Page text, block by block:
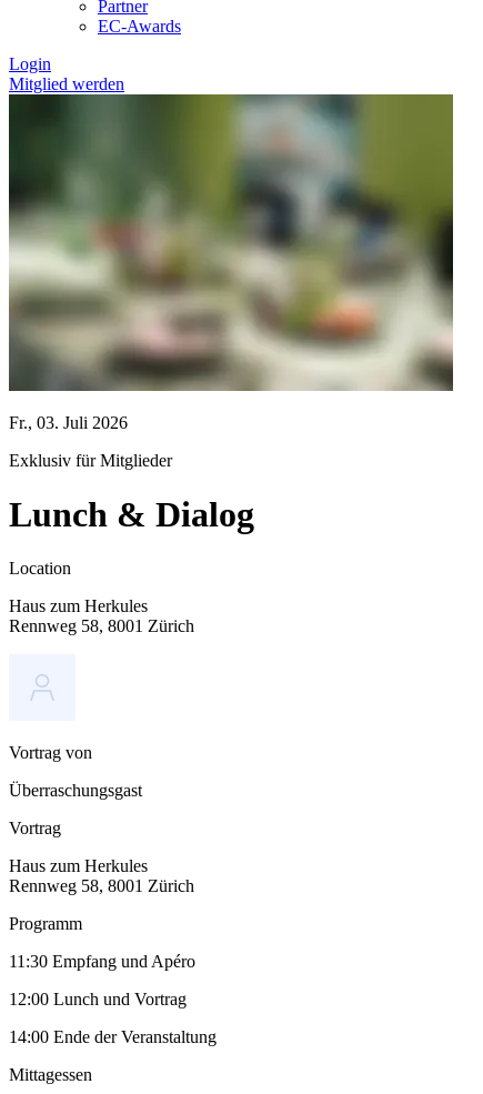
Partner
EC-Awards
Login
Mitglied werden
Fr., 03. Juli 2026
Exklusiv für Mitglieder
Lunch & Dialog
Location
Haus zum Herkules
Rennweg 58, 8001 Zürich
Vortrag von
Überraschungsgast
Vortrag
Haus zum Herkules
Rennweg 58, 8001 Zürich
Programm
11:30 Empfang und Apéro
12:00 Lunch und Vortrag
14:00 Ende der Veranstaltung
Mittagessen